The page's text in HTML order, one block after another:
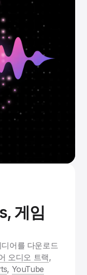
게임
어를 다운로드
오디오 트랙,
, YouTube